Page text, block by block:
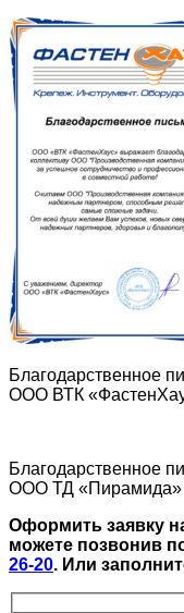
Благодарственное
ООО ВТК
Благодарственное
ООО ТД «Пирамида»
Оформить заявку
можете позвонив
26-20. Или